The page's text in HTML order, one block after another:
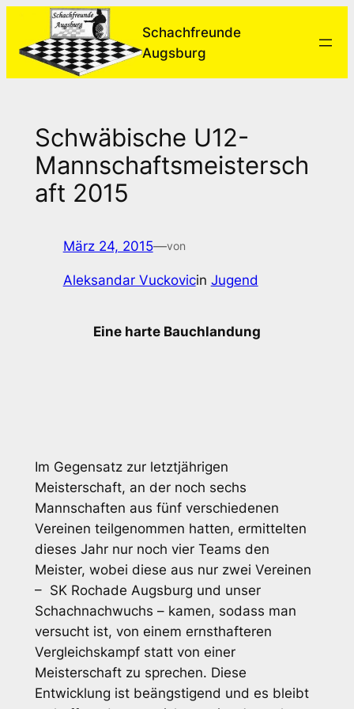
springen
Schachfreunde
Augsburg
Schwäbische U12-
Mannschaftsmeistersch
aft 2015
März 24, 2015—von
Aleksandar Vuckovicin Jugend
Eine harte Bauchlandung
Im Gegensatz zur letztjährigen
Meisterschaft, an der noch sechs
Mannschaften aus fünf verschiedenen
Vereinen teilgenommen hatten, ermittelten
dieses Jahr nur noch vier Teams den
Meister, wobei diese aus nur zwei Vereinen
– SK Rochade Augsburg und unser
Schachnachwuchs – kamen, sodass man
versucht ist, von einem ernsthafteren
Vergleichskampf statt von einer
Meisterschaft zu sprechen. Diese
Entwicklung ist beängstigend und es bleibt